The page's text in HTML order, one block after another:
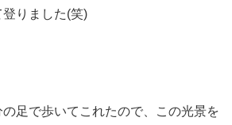
りました(笑)
足で歩いてこれたので、この光景を